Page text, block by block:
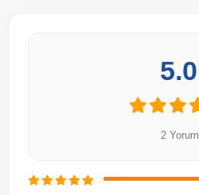
5.0
2 Yorum